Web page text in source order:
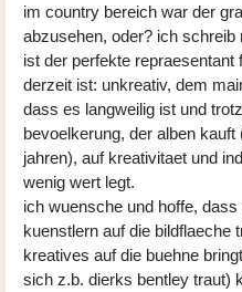
im country bereich war der
abzusehen, oder? ich
ist der perfekte
derzeit ist: unkreativ, dem
dass es langweilig ist und
bevoelkerung, der alben
jahren), auf kreativitaet und
wenig wert legt.
ich wuensche und hoffe,
kuenstlern auf die bildflaeche
kreatives auf die buehne
sich z.b. dierks bentley traut)